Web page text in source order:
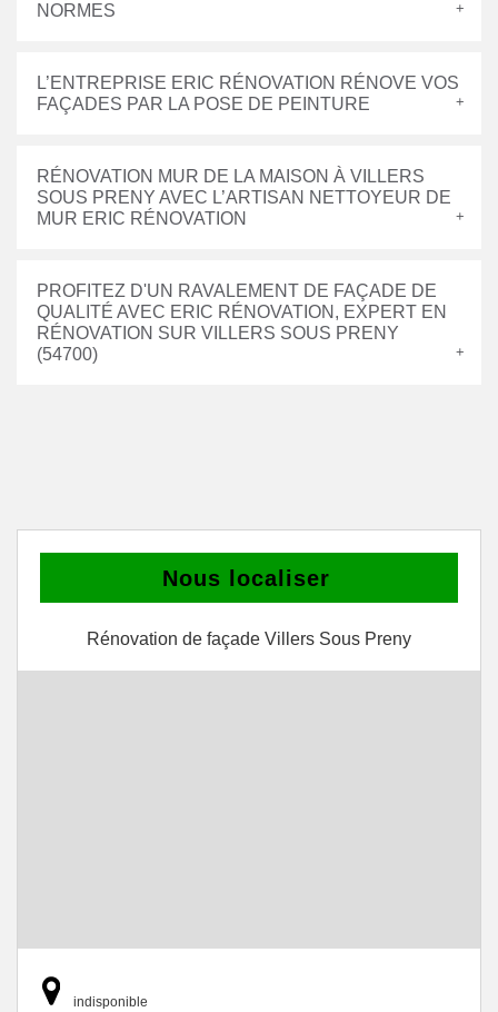
NORMES
L’ENTREPRISE ERIC RÉNOVATION RÉNOVE VOS
FAÇADES PAR LA POSE DE PEINTURE
RÉNOVATION MUR DE LA MAISON À VILLERS
SOUS PRENY AVEC L’ARTISAN NETTOYEUR DE
MUR ERIC RÉNOVATION
PROFITEZ D'UN RAVALEMENT DE FAÇADE DE
QUALITÉ AVEC ERIC RÉNOVATION, EXPERT EN
RÉNOVATION SUR VILLERS SOUS PRENY
(54700)
Nous localiser
Rénovation de façade Villers Sous Preny
indisponible